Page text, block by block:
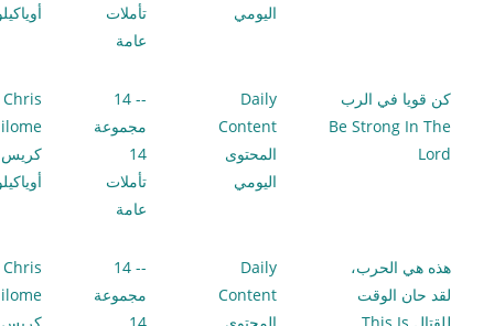
اليومي
تأملات
عامة
كن قويا في الرب
Be Strong In The
Lord
Daily
Content
المحتوى
اليومي
-- 14
مجموعة
14
تأملات
عامة
Chris
كريس
هذه هي الحرب،
لقد حان الوقت
للقتال This Is
Daily
Content
المحتوى
-- 14
مجموعة
14
Chris
كريس